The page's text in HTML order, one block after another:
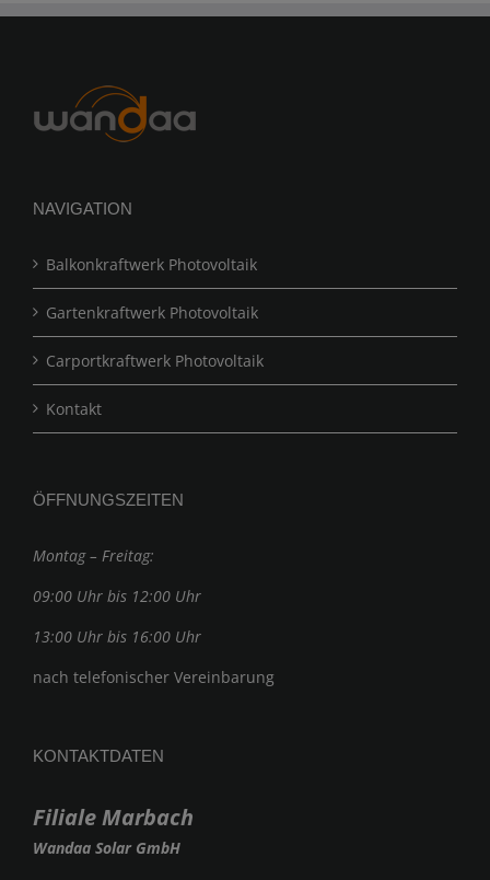
NAVIGATION
Balkonkraftwerk Photovoltaik
Gartenkraftwerk Photovoltaik
Carportkraftwerk Photovoltaik
Kontakt
ÖFFNUNGSZEITEN
Montag – Freitag:
09:00 Uhr bis 12:00 Uhr
13:00 Uhr bis 16:00 Uhr
nach telefonischer Vereinbarung
KONTAKTDATEN
Filiale Marbach
Wandaa Solar GmbH